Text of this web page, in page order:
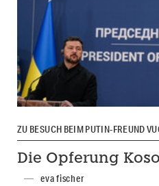
ZU BESUCH BEIM PUTIN-FREUND
Die Opferung
eva fischer